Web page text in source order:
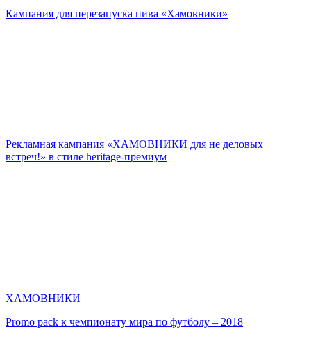
Кампания для перезапуска пива «Хамовники»
Рекламная кампания «ХАМОВНИКИ для не деловых
встреч!» в стиле heritage-премиум
ХАМОВНИКИ
Promo pack к чемпионату мира по футболу – 2018